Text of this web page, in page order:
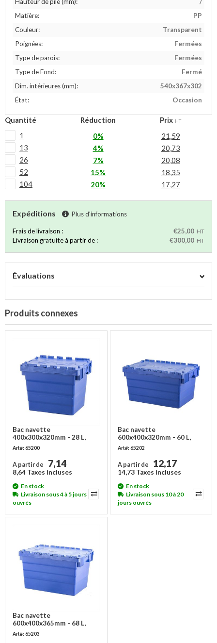
Matière:
PP
Couleur:
Transparent
Poignées:
Fermées
Type de parois:
Fermées
Type de Fond:
Fermé
Dim. intérieures (mm):
540x367x302
État:
Occasion
Quantité Réduction Prix HT
1 0%
21,59
13
4%
20,73
26
7%
20,08
52
15%
18,35
104
20% 17,27
Expéditions Plus d'informations
Frais de livraison : €25,00 HT
Livraison gratuite à partir de : €300,00 HT
Évaluations
Produits connexes
Bac navette
400x300x320mm - 28 L,
emboîtable
Art#: 65200
A partir de 7,14
8,64 Taxes incluses
En stock
Livraison sous 4 à 5 jours
ouvrés
Bac navette
600x400x320mm - 60 L,
emboîtable
Art#: 65202
A partir de 12,17
14,73 Taxes incluses
En stock
Livraison sous 10 à 20
jours ouvrés
Bac navette
600x400x365mm - 68 L,
emboîtable
Art#: 65203